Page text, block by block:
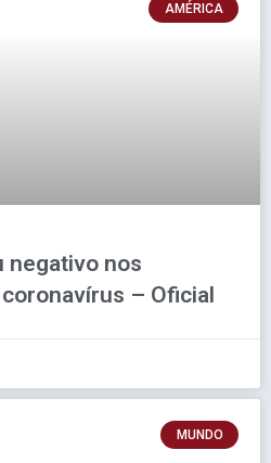
AMÉRICA
negativo nos
– Oficial
MUNDO